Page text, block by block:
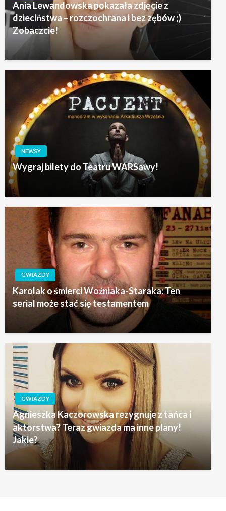
Ania Lewandowska pokazała zdjęcie z
dzieciństwa – rozczochrana i bez zębów ;)
Zobaczcie!
NEWSY
Wygraj bilety do Teatru WARSawy!
GWIAZDY
Karolak o śmierci Woźniaka-Staraka: Ten
serial może stać się testamentem
GWIAZDY
Agnieszka Kaczorowska rezygnuje z tańca i
aktorstwa? Teraz gwiazda ma inne plany!
Jakie?